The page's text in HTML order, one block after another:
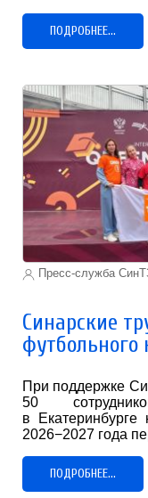
ПОДРОБНЕЕ...
Пресс-служба
Синарские
футбольного
При поддержке
50
в Екатеринбурге
2026−2027 года
ПОДРОБНЕЕ...